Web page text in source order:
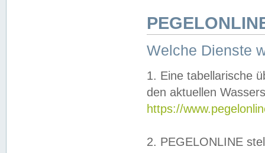
Welche Dienste
1. Eine tabellarische
den aktuellen
https://
2. PEGELONLINE